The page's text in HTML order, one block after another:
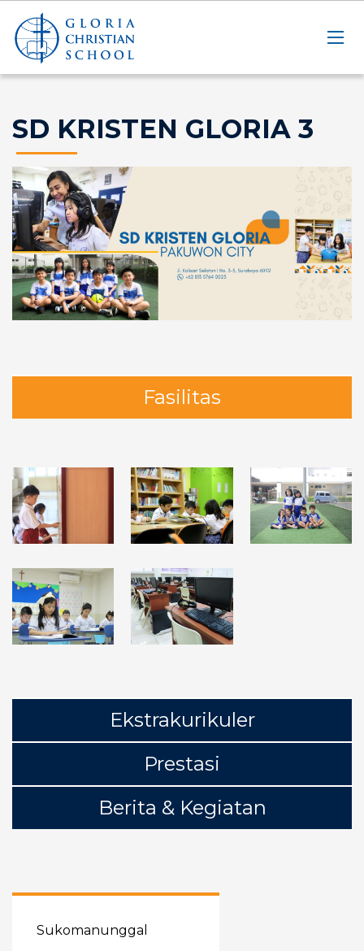
SD KRISTEN GLORIA 3
Fasilitas
Ekstrakurikuler
Prestasi
Berita & Kegiatan
Sukomanunggal